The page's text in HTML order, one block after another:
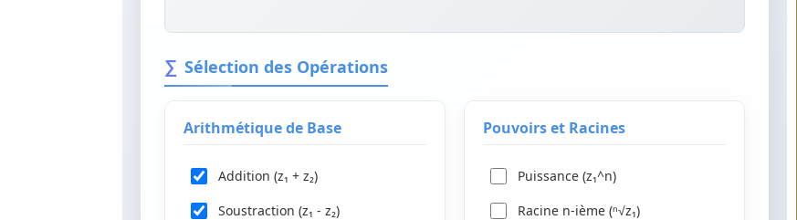
Sélection des Opérations
Arithmétique de Base
Addition (z₁ + z₂)
Soustraction (z₁ - z₂)
Pouvoirs et Racines
Puissance (z₁^n)
Racine n-ième (ⁿ√z₁)